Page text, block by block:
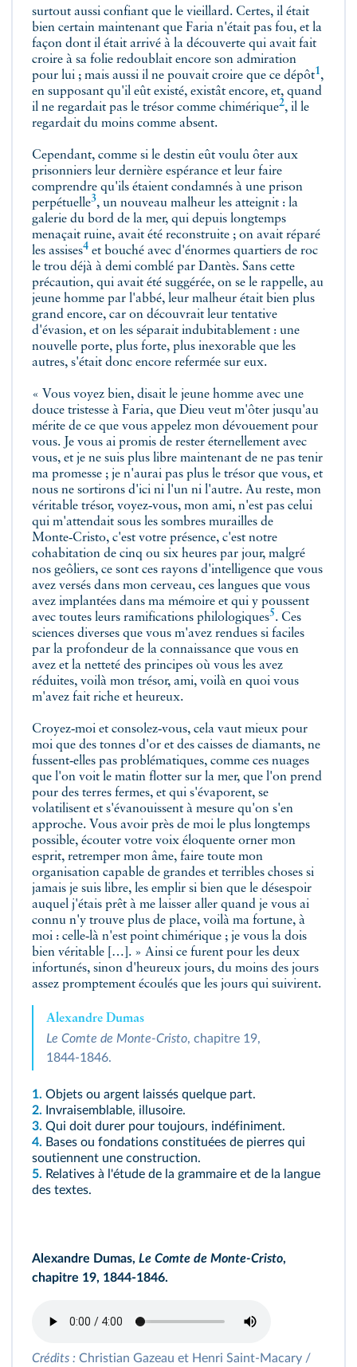
surtout aussi confiant que le vieillard. Certes, il était
bien certain maintenant que Faria n'était pas fou, et la
façon dont il était arrivé à la découverte qui avait fait
croire à sa folie redoublait encore son admiration
pour lui ; mais aussi il ne pouvait croire que ce dépôt1,
en supposant qu'il eût existé, existât encore, et, quand
il ne regardait pas le trésor comme chimérique2, il le
regardait du moins comme absent.
Cependant, comme si le destin eût voulu ôter aux
prisonniers leur dernière espérance et leur faire
comprendre qu'ils étaient condamnés à une prison
perpétuelle3, un nouveau malheur les atteignit : la
galerie du bord de la mer, qui depuis longtemps
menaçait ruine, avait été reconstruite ; on avait réparé
les assises4 et bouché avec d'énormes quartiers de roc
le trou déjà à demi comblé par Dantès. Sans cette
précaution, qui avait été suggérée, on se le rappelle, au
jeune homme par l'abbé, leur malheur était bien plus
grand encore, car on découvrait leur tentative
d'évasion, et on les séparait indubitablement : une
nouvelle porte, plus forte, plus inexorable que les
autres, s'était donc encore refermée sur eux.
« Vous voyez bien, disait le jeune homme avec une
douce tristesse à Faria, que Dieu veut m'ôter jusqu'au
mérite de ce que vous appelez mon dévouement pour
vous. Je vous ai promis de rester éternellement avec
vous, et je ne suis plus libre maintenant de ne pas tenir
ma promesse ; je n'aurai pas plus le trésor que vous, et
nous ne sortirons d'ici ni l'un ni l'autre. Au reste, mon
véritable trésor, voyez‑vous, mon ami, n'est pas celui
qui m'attendait sous les sombres murailles de
Monte‑Cristo, c'est votre présence, c'est notre
cohabitation de cinq ou six heures par jour, malgré
nos geôliers, ce sont ces rayons d'intelligence que vous
avez versés dans mon cerveau, ces langues que vous
avez implantées dans ma mémoire et qui y poussent
avec toutes leurs ramifications philologiques5. Ces
sciences diverses que vous m'avez rendues si faciles
par la profondeur de la connaissance que vous en
avez et la netteté des principes où vous les avez
réduites, voilà mon trésor, ami, voilà en quoi vous
m'avez fait riche et heureux.
Croyez‑moi et consolez‑vous, cela vaut mieux pour
moi que des tonnes d'or et des caisses de diamants, ne
fussent‑elles pas problématiques, comme ces nuages
que l'on voit le matin flotter sur la mer, que l'on prend
pour des terres fermes, et qui s'évaporent, se
volatilisent et s'évanouissent à mesure qu'on s'en
approche. Vous avoir près de moi le plus longtemps
possible, écouter votre voix éloquente orner mon
esprit, retremper mon âme, faire toute mon
organisation capable de grandes et terribles choses si
jamais je suis libre, les emplir si bien que le désespoir
auquel j'étais prêt à me laisser aller quand je vous ai
connu n'y trouve plus de place, voilà ma fortune, à
moi : celle‑là n'est point chimérique ; je vous la dois
bien véritable […]. » Ainsi ce furent pour les deux
infortunés, sinon d'heureux jours, du moins des jours
assez promptement écoulés que les jours qui suivirent.
Alexandre Dumas
Le Comte de Monte‑Cristo, chapitre 19,
1844‑1846.
1. Objets ou argent laissés quelque part.
2.
Invraisemblable, illusoire.
3. Qui doit durer pour toujours, indéfiniment.
4. Bases ou fondations constituées de pierres qui
soutiennent une construction.
5. Relatives à l'étude de la grammaire et de la langue
des textes.
Alexandre Dumas, Le Comte de Monte‑Cristo,
chapitre 19, 1844‑1846.
Crédits : Christian Gazeau et Henri Saint-Macary /